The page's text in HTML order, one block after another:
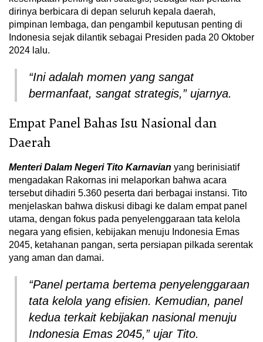
dirinya berbicara di depan seluruh kepala daerah,
pimpinan lembaga, dan pengambil keputusan penting di
Indonesia sejak dilantik sebagai Presiden pada 20 Oktober
2024 lalu.
“Ini adalah momen yang sangat
bermanfaat, sangat strategis,” ujarnya.
Empat Panel Bahas Isu Nasional dan
Daerah
Menteri Dalam Negeri Tito Karnavian yang berinisiatif
mengadakan Rakornas ini melaporkan bahwa acara
tersebut dihadiri 5.360 peserta dari berbagai instansi. Tito
menjelaskan bahwa diskusi dibagi ke dalam empat panel
utama, dengan fokus pada penyelenggaraan tata kelola
negara yang efisien, kebijakan menuju Indonesia Emas
2045, ketahanan pangan, serta persiapan pilkada serentak
yang aman dan damai.
“Panel pertama bertema penyelenggaraan
tata kelola yang efisien. Kemudian, panel
kedua terkait kebijakan nasional menuju
Indonesia Emas 2045,” ujar Tito.